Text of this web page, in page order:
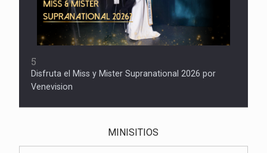
5
Disfruta el Miss y Mister Supranational 2026 por
Venevision
MINISITIOS